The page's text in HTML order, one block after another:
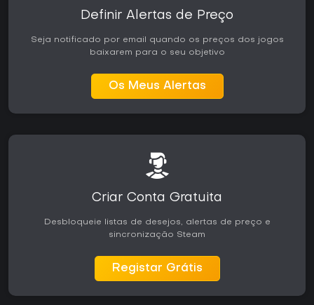
Definir Alertas de Preço
Seja notificado por email quando os preços dos jogos
baixarem para o seu objetivo
Os Meus Alertas
Criar Conta Gratuita
Desbloqueie listas de desejos, alertas de preço e
sincronização Steam
Registar Grátis